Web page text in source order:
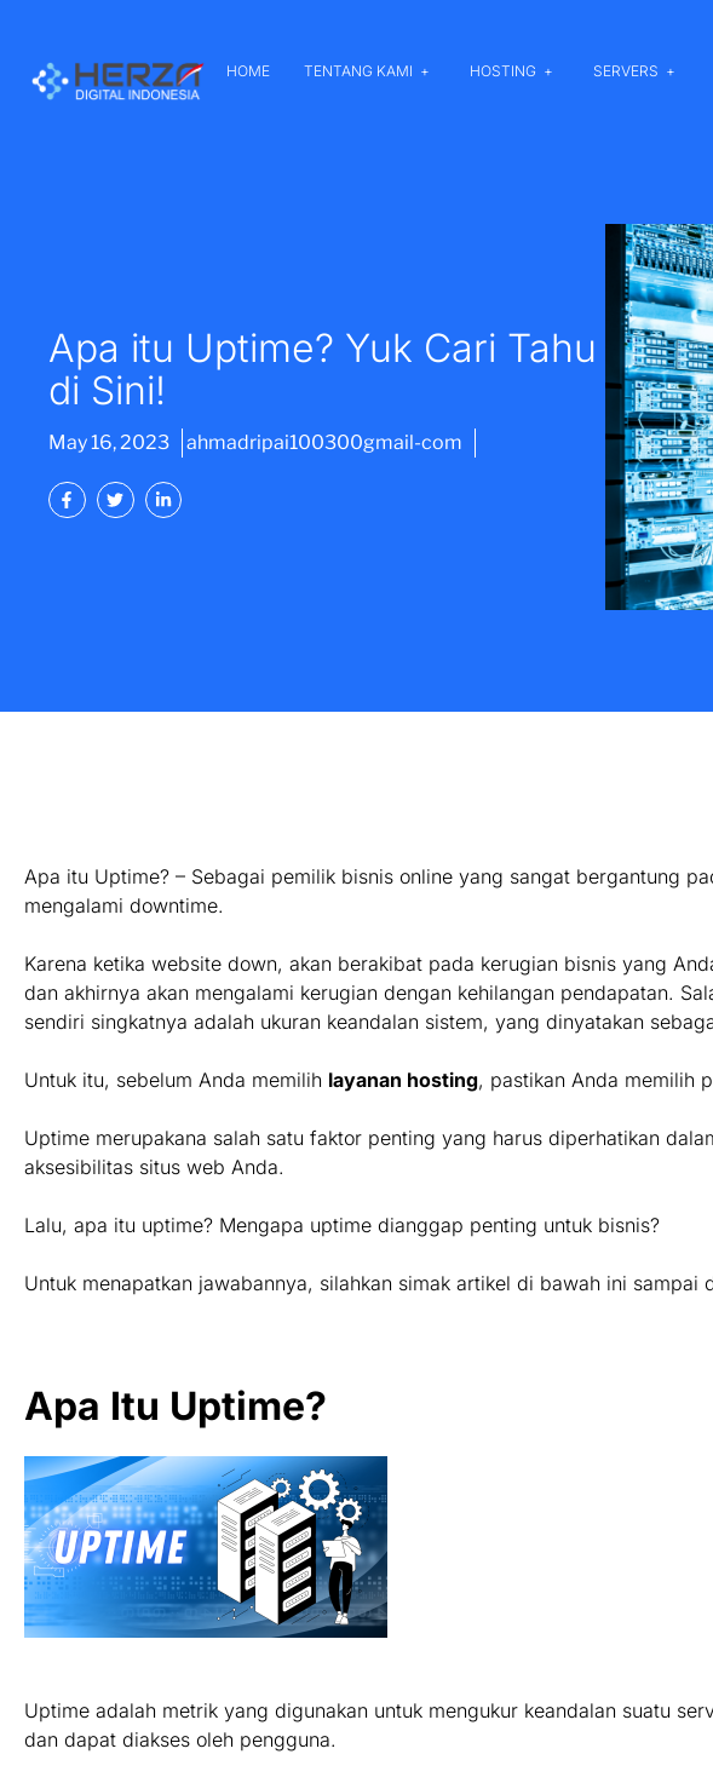
HOME TENTANG KAMI HOSTING SERVERS
Apa itu Uptime? Yuk Cari Tahu
di Sini!
May 16, 2023 ahmadripai100300gmail-com
Apa itu Uptime? – Sebagai pemilik bisnis online yang sangat bergantung
mengalami downtime.
Karena ketika website down, akan berakibat pada kerugian bisnis yang
dan akhirnya akan mengalami kerugian dengan kehilangan pendapatan.
sendiri singkatnya adalah ukuran keandalan sistem, yang dinyatakan
Untuk itu, sebelum Anda memilih layanan hosting, pastikan Anda memilih
Uptime merupakana salah satu faktor penting yang harus diperhatikan
aksesibilitas situs web Anda.
Lalu, apa itu uptime? Mengapa uptime dianggap penting untuk bisnis?
Untuk menapatkan jawabannya, silahkan simak artikel di bawah ini sampai
Apa Itu Uptime?
Uptime adalah metrik yang digunakan untuk mengukur keandalan suatu
dan dapat diakses oleh pengguna.